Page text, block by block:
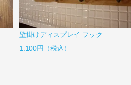
壁掛けディスプレイ フック
1,100円（税込）